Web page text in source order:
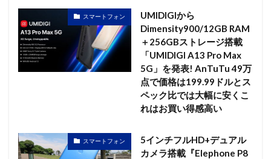
スマートフォン
UMIDIGIから
Dimensity900/12GB RAM
＋256GBストレージ搭載
「UMIDIGI A13 Pro Max
5G」を発表! AnTuTu 49万
点で価格は199.99ドルとス
ペック比では大幅に安くこ
れはお買い得感高い
スマートフォン
5インチフルHD+デュアル
カメラ搭載『Elephone P8